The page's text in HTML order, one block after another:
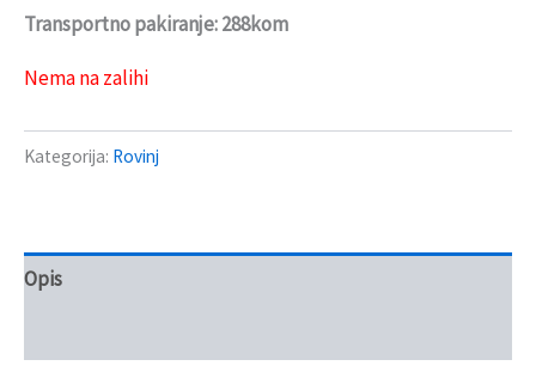
Transportno pakiranje: 288kom
Nema na zalihi
Kategorija: Rovinj
Opis